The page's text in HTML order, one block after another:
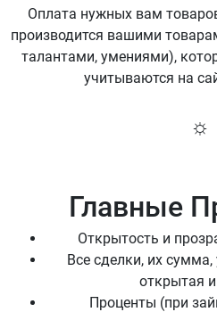
Оплата нужных вам
производится вашими
талантами, умениями),
учитываются на
☼
Главные
Открытость и
Все сделки, их сумма,
открытая
Проценты (при